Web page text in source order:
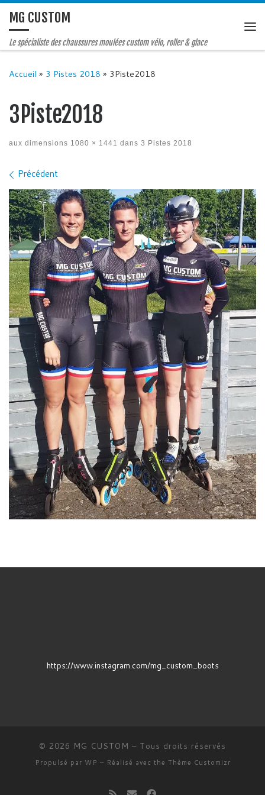
MG CUSTOM
Le spécialiste des chaussures moulées custom vélo, roller & glace
Accueil » 3 Pistes 2018 » 3Piste2018
3Piste2018
aux dimensions 1080 × 1441 dans 3 Pistes 2018
Navigation des images
Précédent
https://www.instagram.com/mg_custom_boots
© 2026 MG CUSTOM – Tous droits réservés
Propulsé par WP – Réalisé avec the Thème Customizr